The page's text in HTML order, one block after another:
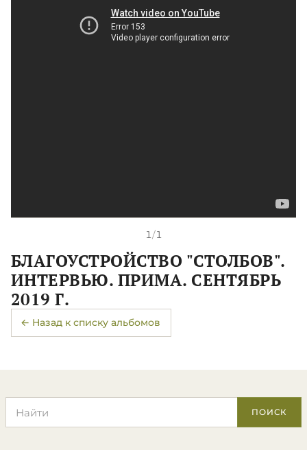
1/1
БЛАГОУСТРОЙСТВО "СТОЛБОВ".
ИНТЕРВЬЮ. ПРИМА. СЕНТЯБРЬ
2019 Г.
← Назад к списку альбомов
ПОИСК